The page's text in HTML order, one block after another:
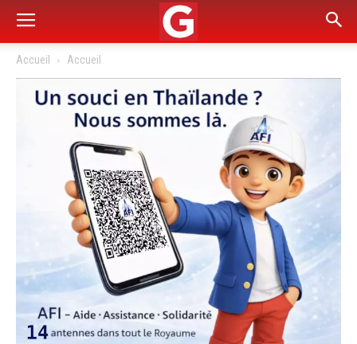
Accueil Accueil